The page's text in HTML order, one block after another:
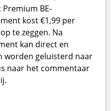
BE-
kost €1,99 per
te zeggen. Na
kan direct en
worden geluisterd naar
naar het commentaar